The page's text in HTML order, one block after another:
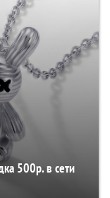
500р. в сети